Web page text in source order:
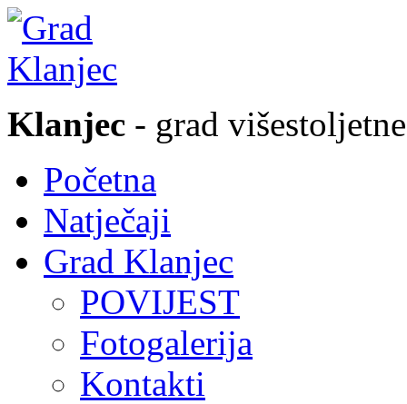
Klanjec - grad
Početna
Natječaji
Grad Klanjec
POVIJEST
Fotogalerija
Kontakti